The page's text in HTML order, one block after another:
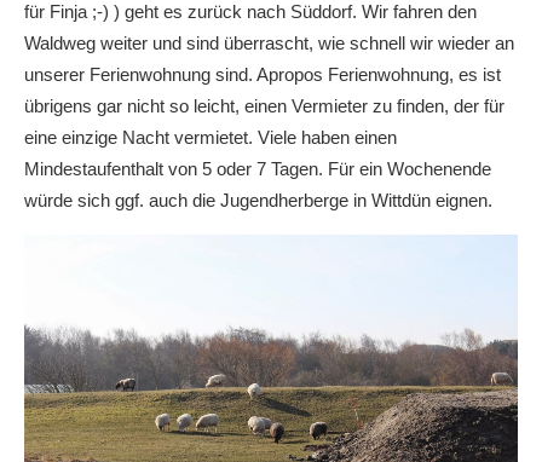
für Finja ;-) ) geht es zurück nach Süddorf. Wir fahren den
Waldweg weiter und sind überrascht, wie schnell wir wieder an
unserer Ferienwohnung sind. Apropos Ferienwohnung, es ist
übrigens gar nicht so leicht, einen Vermieter zu finden, der für
eine einzige Nacht vermietet. Viele haben einen
Mindestaufenthalt von 5 oder 7 Tagen. Für ein Wochenende
würde sich ggf. auch die Jugendherberge in Wittdün eignen.